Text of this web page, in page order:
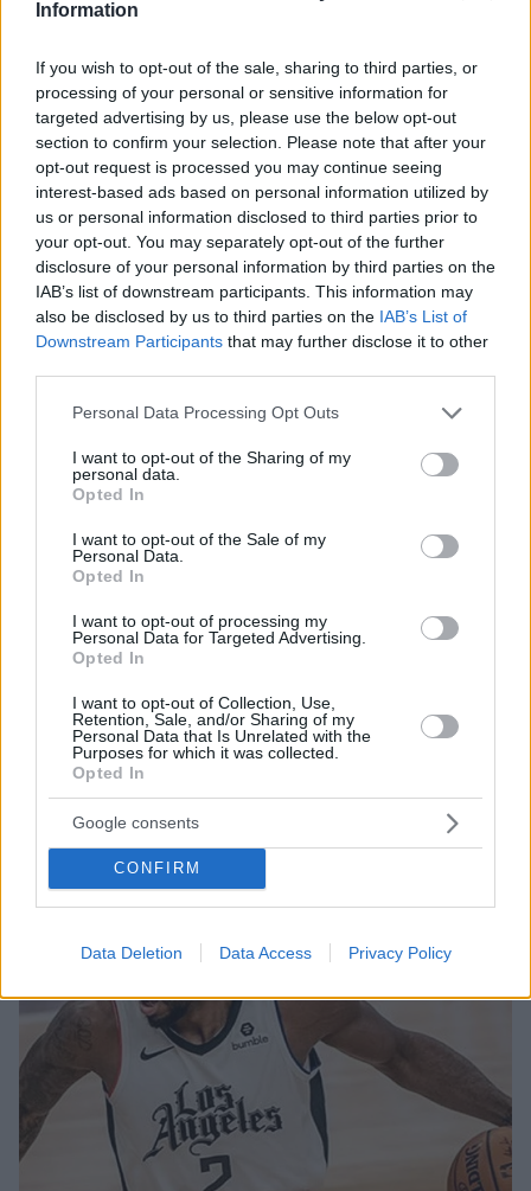
Information
If you wish to opt-out of the sale, sharing to third parties, or
processing of your personal or sensitive information for
targeted advertising by us, please use the below opt-out
section to confirm your selection. Please note that after your
opt-out request is processed you may continue seeing
interest-based ads based on personal information utilized by
us or personal information disclosed to third parties prior to
your opt-out. You may separately opt-out of the further
disclosure of your personal information by third parties on the
IAB’s list of downstream participants. This information may
also be disclosed by us to third parties on the IAB’s List of
Downstream Participants that may further disclose it to other
Please note that this website/app uses one or more Google
not limited to your visit or usage behaviour. You may click to
grant or deny consent to Google and its third-party tags to
use your data for below specified purposes in below Google
consent section.
Personal Data Processing Opt Outs
I want to opt-out of the Sharing of my
personal data.
Opted In
I want to opt-out of the Sale of my
Personal Data.
Opted In
I want to opt-out of processing my
Personal Data for Targeted Advertising.
Opted In
I want to opt-out of Collection, Use,
Retention, Sale, and/or Sharing of my
Personal Data that Is Unrelated with the
Purposes for which it was collected.
Opted In
Google consents
CONFIRM
Data Deletion Data Access Privacy Policy
Δείτε βίντεο
κατά τη διάρκεια της προθέρμανσης
Κλίπερς θα αγωνίζονται στα παιχνίδια στο Λος
Άντζελες
Mετά το Σαν Φρανσίσκο και τη Νέα Υόρκη, και στο
Λος Άντζελες θα απαγορεύεται να παίξουν οι
ανεμβολίαστοι παίκτες στα εντός έδρας ματς
07.10.2021, 17:26